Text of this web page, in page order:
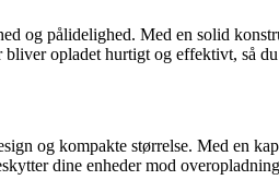
og pålidelighed. Med en solid
opladet hurtigt og effektivt, så
og kompakte størrelse. Med en
dine enheder mod